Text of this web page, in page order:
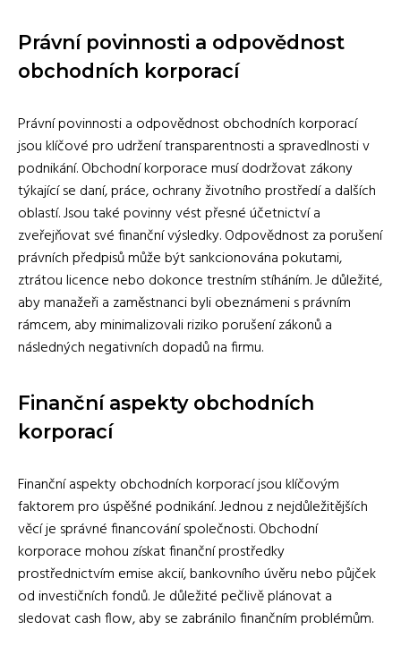
Právní povinnosti a odpovědnost
obchodních korporací
Právní povinnosti a odpovědnost obchodních korporací
jsou klíčové pro udržení transparentnosti a spravedlnosti v
podnikání. Obchodní korporace musí dodržovat zákony
týkající se daní, práce, ochrany životního prostředí a dalších
oblastí. Jsou také povinny vést přesné účetnictví a
zveřejňovat své finanční výsledky. Odpovědnost za porušení
právních předpisů může být sankcionována pokutami,
ztrátou licence nebo dokonce trestním stíháním. Je důležité,
aby manažeři a zaměstnanci byli obeznámeni s právním
rámcem, aby minimalizovali riziko porušení zákonů a
následných negativních dopadů na firmu.
Finanční aspekty obchodních
korporací
Finanční aspekty obchodních korporací jsou klíčovým
faktorem pro úspěšné podnikání. Jednou z nejdůležitějších
věcí je správné financování společnosti. Obchodní
korporace mohou získat finanční prostředky
prostřednictvím emise akcií, bankovního úvěru nebo půjček
od investičních fondů. Je důležité pečlivě plánovat a
sledovat cash flow, aby se zabránilo finančním problémům.